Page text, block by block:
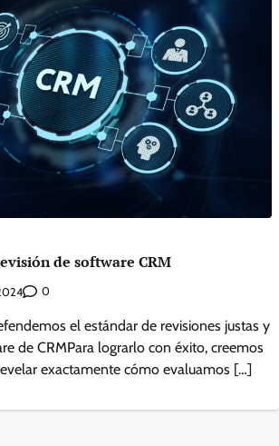
de software CRM
0
el estándar de revisiones justas y
de CRMPara lograrlo con éxito, creemos
exactamente cómo evaluamos […]